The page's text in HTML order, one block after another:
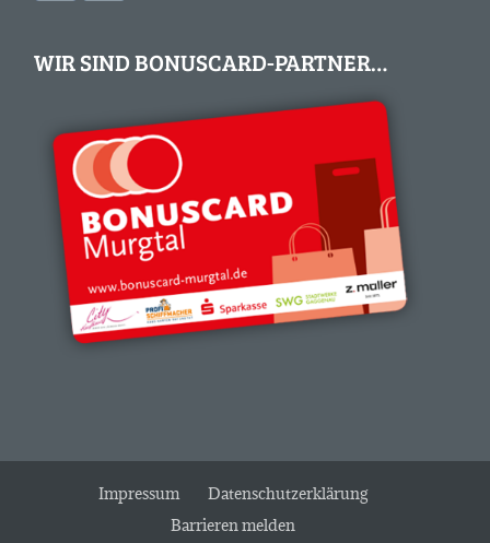
WIR SIND BONUSCARD-PARTNER…
Impressum
Datenschutzerklärung
Barrieren melden